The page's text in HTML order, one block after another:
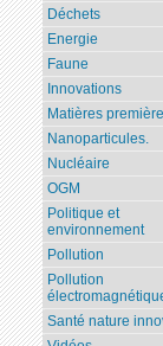
Déchets
Energie
Faune
Innovations
Matières
Nanoparticules.
Nucléaire
OGM
Politique et
environnement
Pollution
Pollution
Santé nature